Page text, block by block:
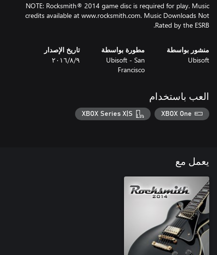
NOTE: Rocksmith® 2014 game disc is required for play. Music
credits available at www.rocksmith.com. Music Downloads Not
Rated by the ESRB.
منشور بواسطة
Ubisoft
مطورة بواسطة
Ubisoft - San
Francisco
تاريخ الإصدار
٩‏/٨‏/٢٠١٦
العب باستخدام
XBOX One
XBOX Series X|S
يعمل مع